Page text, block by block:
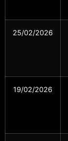
25/02/2026
19/02/2026